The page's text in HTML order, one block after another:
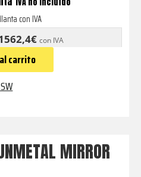
con IVA
con IVA
carrito
MIRROR